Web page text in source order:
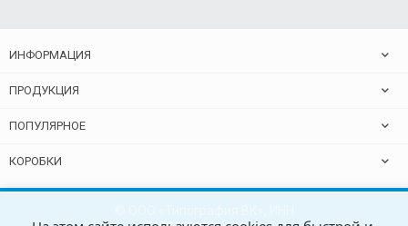
ИНФОРМАЦИЯ
ПРОДУКЦИЯ
ПОПУЛЯРНОЕ
КОРОБКИ